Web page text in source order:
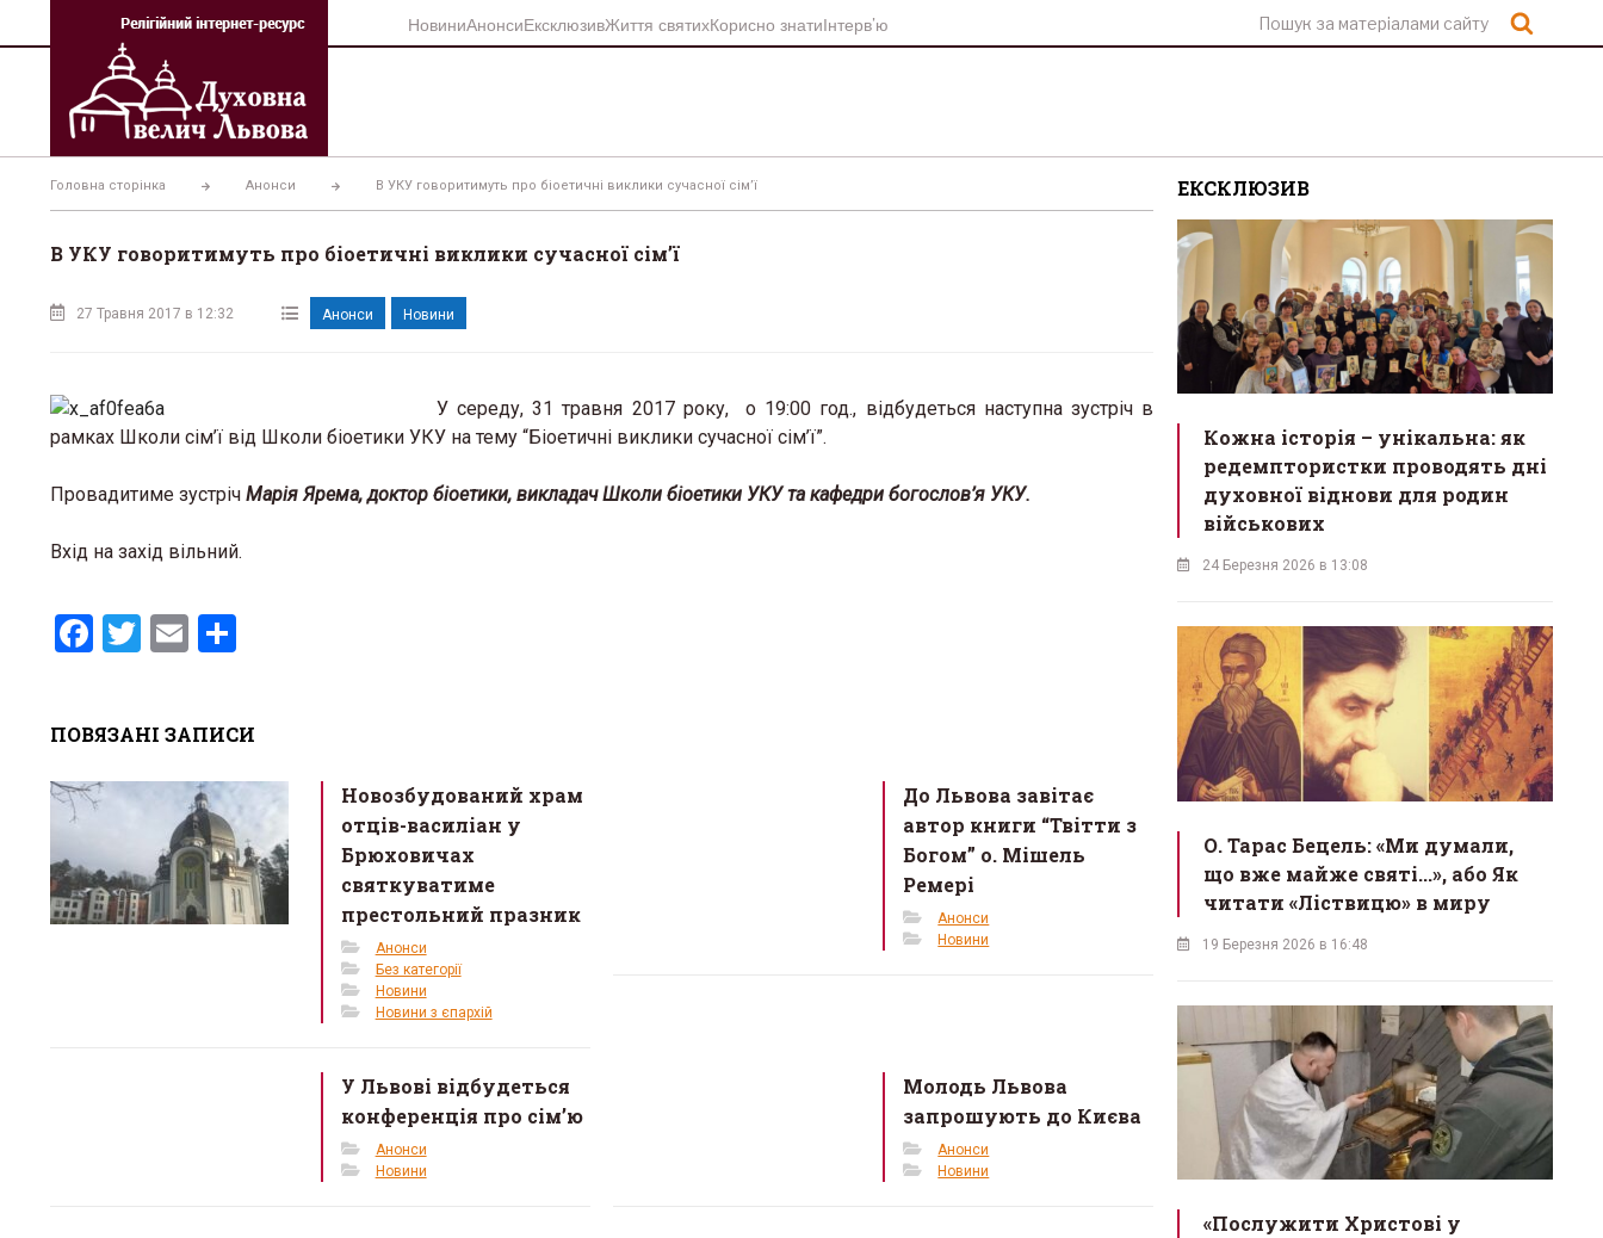
вмісту
НовиниАнонсиЕксклюзивЖиття святихКорисно знатиІнтерв’ю
Головна сторінка Анонси В УКУ говоритимуть про біоетичні виклики сучасної сім’ї
В УКУ говоритимуть про біоетичні виклики сучасної сім’ї
27 Травня 2017 в 12:32 Анонси Новини
У середу, 31 травня 2017 року, о 19:00 год., відбудеться наступна зустріч в
рамках Школи сім’ї від Школи біоетики УКУ на тему “Біоетичні виклики сучасної сім’ї”.
Провадитиме зустріч Марія Ярема, доктор біоетики, викладач Школи біоетики УКУ та кафедри богослов’я УКУ.
Вхід на захід вільний.
F
b
o
o
k
T
er
E
e
ПОВЯЗАНІ ЗАПИСИ
Новозбудований храм
отців-василіан у
Брюховичах
святкуватиме
престольний празник
Анонси
Без категорії
Новини
Новини з єпархій
До Львова завітає
автор книги “Твітти з
Богом” о. Мішель
Ремері
Анонси
Новини
У Львові відбудеться
конференція про сім’ю
Анонси
Новини
Молодь Львова
запрошують до Києва
Анонси
Новини
ЕКСКЛЮЗИВ
Кожна історія – унікальна: як
редемптористки проводять дні
духовної віднови для родин
військових
24 Березня 2026 в 13:08
О. Тарас Бецель: «Ми думали,
що вже майже святі...», або Як
читати «Ліствицю» в миру
19 Березня 2026 в 16:48
«Послужити Христові у